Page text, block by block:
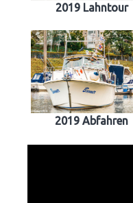
2019 Lahntour
2019 Abfahren